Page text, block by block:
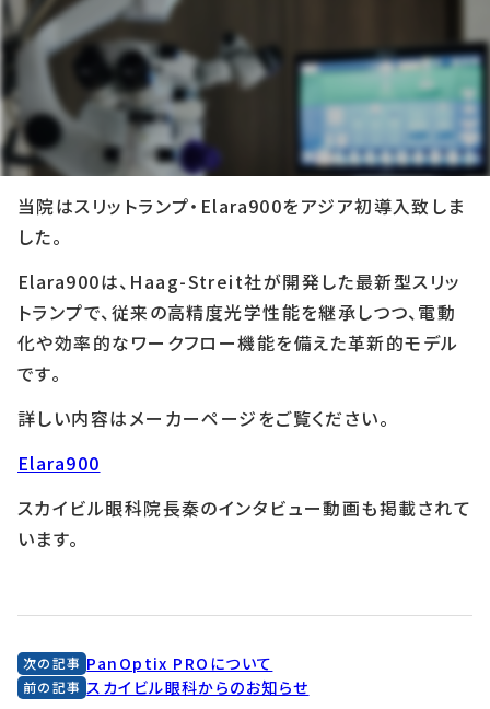
スリットランプ・Elara 900導入
2025年12月9日
当院はスリットランプ・Elara900をアジア初導入致しま
した。
Elara900は、Haag-Streit社が開発した最新型スリッ
トランプで、従来の高精度光学性能を継承しつつ、電動
化や効率的なワークフロー機能を備えた革新的モデル
です。
詳しい内容はメーカーページをご覧ください。
Elara900
スカイビル眼科院長秦のインタビュー動画も掲載されて
います。
次の記事 PanOptix PROについて
前の記事 スカイビル眼科からのお知らせ